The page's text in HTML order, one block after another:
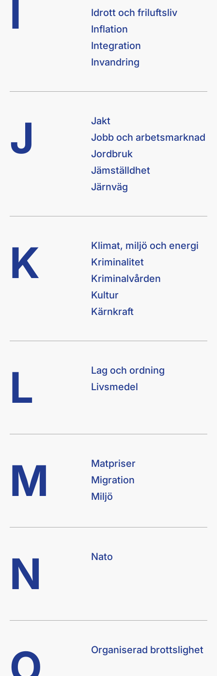
Idrott och friluftsliv
Inflation
Integration
Invandring
J
Jakt
Jobb och arbetsmarknad
Jordbruk
Jämställdhet
Järnväg
K
Klimat, miljö och energi
Kriminalitet
Kriminalvården
Kultur
Kärnkraft
L
Lag och ordning
Livsmedel
M
Matpriser
Migration
Miljö
N Nato
Organiserad brottslighet